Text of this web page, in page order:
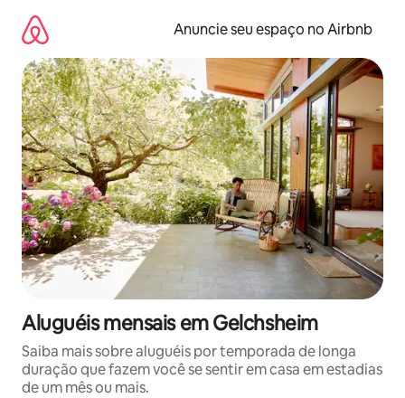
para
conteúdo
Anuncie seu espaço no Airbnb
Aluguéis mensais em Gelchsheim
Saiba mais sobre aluguéis por temporada de longa
duração que fazem você se sentir em casa em estadias
de um mês ou mais.